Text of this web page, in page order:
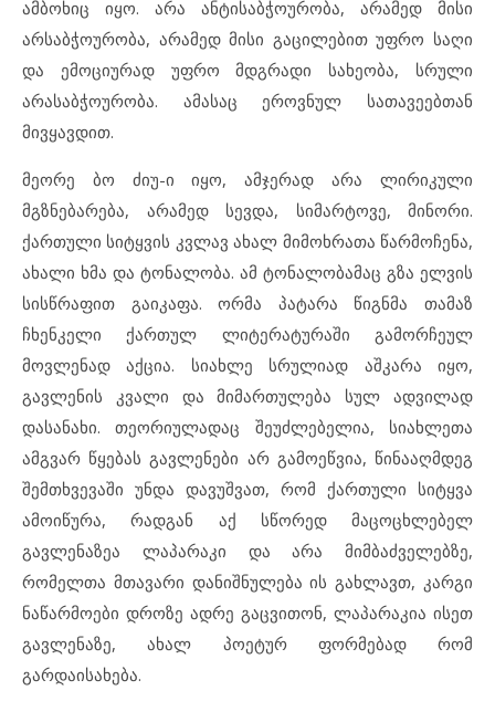
ამბოხიც იყო. არა ანტისაბჭოურობა, არამედ მისი
არსაბჭოურობა, არამედ მისი გაცილებით უფრო საღი
და ემოციურად უფრო მდგრადი სახეობა, სრული
არასაბჭოურობა. ამასაც ეროვნულ სათავეებთან
მივყავდით.
მეორე ბო ძიუ-ი იყო, ამჯერად არა ლირიკული
მგზნებარება, არამედ სევდა, სიმარტოვე, მინორი.
ქართული სიტყვის კვლავ ახალ მიმოხრათა წარმოჩენა,
ახალი ხმა და ტონალობა. ამ ტონალობამაც გზა ელვის
სისწრაფით გაიკაფა. ორმა პატარა წიგნმა თამაზ
ჩხენკელი ქართულ ლიტერატურაში გამორჩეულ
მოვლენად აქცია. სიახლე სრულიად აშკარა იყო,
გავლენის კვალი და მიმართულება სულ ადვილად
დასანახი. თეორიულადაც შეუძლებელია, სიახლეთა
ამგვარ წყებას გავლენები არ გამოეწვია, წინააღმდეგ
შემთხვევაში უნდა დავუშვათ, რომ ქართული სიტყვა
ამოიწურა, რადგან აქ სწორედ მაცოცხლებელ
გავლენაზეა ლაპარაკი და არა მიმბაძველებზე,
რომელთა მთავარი დანიშნულება ის გახლავთ, კარგი
ნაწარმოები დროზე ადრე გაცვითონ, ლაპარაკია ისეთ
გავლენაზე, ახალ პოეტურ ფორმებად რომ
გარდაისახება.